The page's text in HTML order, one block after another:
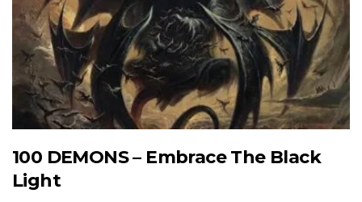
100 DEMONS – Embrace The Black
Light